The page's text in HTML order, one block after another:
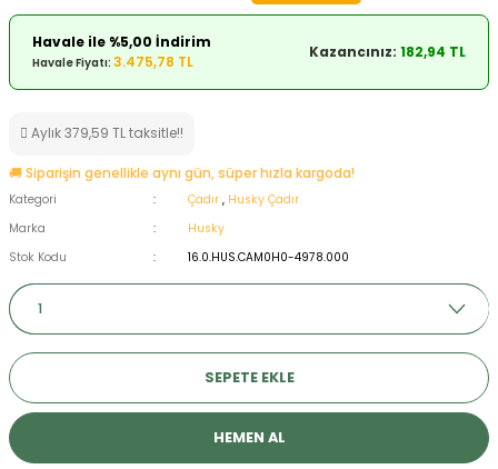
Mermisi
Tabure
Havale ile %5,00 İndirim
Havale Fiyatı: 3.475,78 TL
Kazancınız: 182,94 TL
Aylık 379,59 TL taksitle!!
🚚 Siparişin genellikle aynı gün, süper hızla kargoda!
Kategori Çadır , Husky Çadır
Marka
Husky
Stok Kodu
16.0.HUS.CAM0H0-4978.000
SEPETE EKLE
HEMEN AL